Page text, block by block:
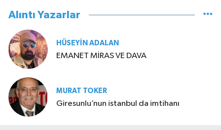
Alıntı Yazarlar
HÜSEYIN ADALAN
EMANET MİRAS VE DAVA
MURAT TOKER
Giresunlu’nun istanbul da imtihanı